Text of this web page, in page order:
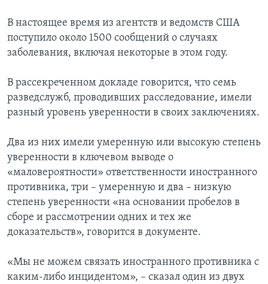
В настоящее время из агентств и ведомств США
поступило около 1500 сообщений о случаях
заболевания, включая некоторые в этом году.
В рассекреченном докладе говорится, что семь
разведслужб, проводивших расследование, имели
разный уровень уверенности в своих заключениях.
Два из них имели умеренную или высокую степень
уверенности в ключевом выводе о
«маловероятности» ответственности иностранного
противника, три – умеренную и два – низкую
степень уверенности «на основании пробелов в
сборе и рассмотрении одних и тех же
доказательств», говорится в документе.
«Мы не можем связать иностранного противника с
каким-либо инцидентом», – сказал один из двух